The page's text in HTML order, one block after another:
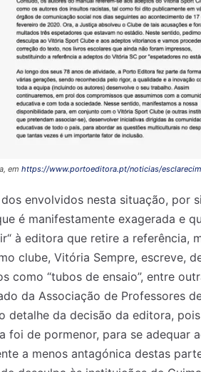
na nossa lista de correio e receba
ilustrações e novidades.Insira o seu
na nossa lista de correio e receba
ilustrações e novidades.Insira o seu
em https://www.portoeditora.pt/noticias/
envolvidos nesta situação, por
é manifestamente exagerada e
à editora que retire a referência,
clube, Vitória Sempre, escreve,
como “tubos de ensaio”, entre
da Associação de Professores
detalhe da decisão da editora,
foi de pormenor, para se adequar
a menos antagónica destas